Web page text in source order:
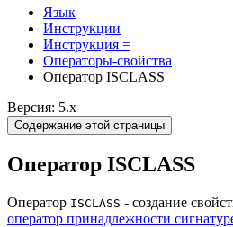
Язык
Инструкции
Инструкция =
Операторы-свойства
Оператор ISCLASS
Версия: 5.x
Содержание этой страницы
Оператор ISCLASS
Оператор ISCLASS - создание
оператор принадлежности